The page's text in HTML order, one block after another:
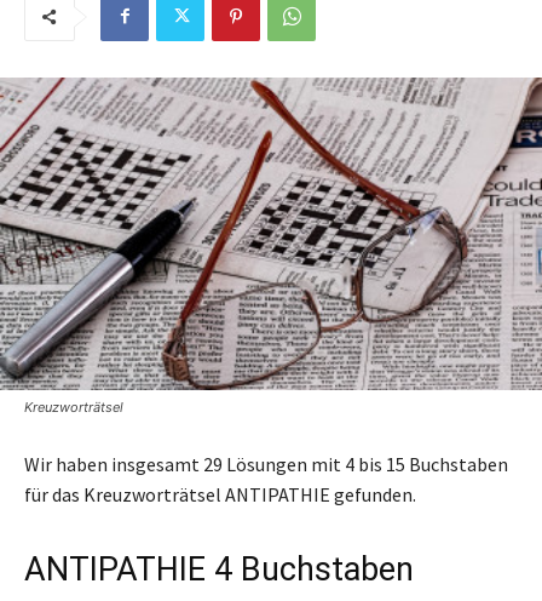
Kreuzworträtsel
Wir haben insgesamt 29 Lösungen mit 4 bis 15 Buchstaben
für das Kreuzworträtsel ANTIPATHIE gefunden.
ANTIPATHIE 4 Buchstaben